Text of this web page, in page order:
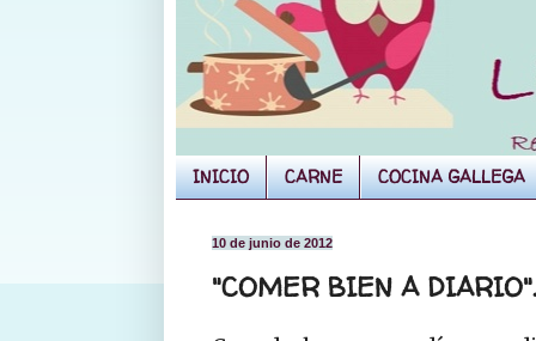
INICIO CARNE COCINA GALLEGA
10 de junio de 2012
"COMER BIEN A